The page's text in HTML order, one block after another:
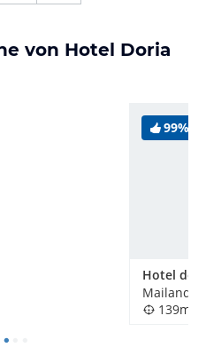
von Hotel Doria
99%
Hotel del
Mailand,
139m